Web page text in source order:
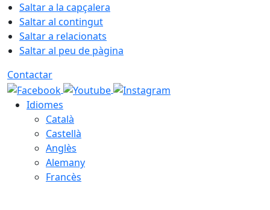
Saltar a la capçalera
Saltar al contingut
Saltar a relacionats
Saltar al peu de pàgina
Contactar
Idiomes
Català
Castellà
Anglès
Alemany
Francès